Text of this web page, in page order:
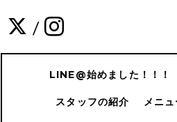
/
LINE@始めました！！！
スタッフの紹介 メニ